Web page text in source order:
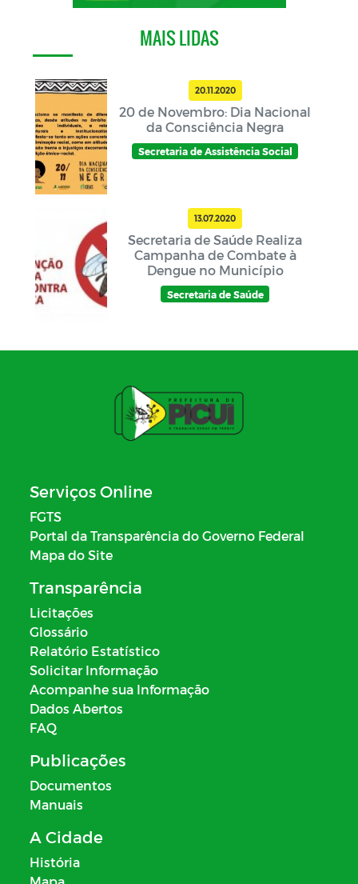
MAIS LIDAS
20.11.2020
20 de Novembro: Dia Nacional
da Consciência Negra
Secretaria de Assistência Social
13.07.2020
Secretaria de Saúde Realiza
Campanha de Combate à
Dengue no Município
Secretaria de Saúde
Serviços Online
FGTS
Portal da Transparência do Governo Federal
Mapa do Site
Transparência
Licitações
Glossário
Relatório Estatístico
Solicitar Informação
Acompanhe sua Informação
Dados Abertos
FAQ
Publicações
Documentos
Manuais
A Cidade
História